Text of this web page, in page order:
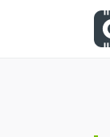
Saltar al contenido principal